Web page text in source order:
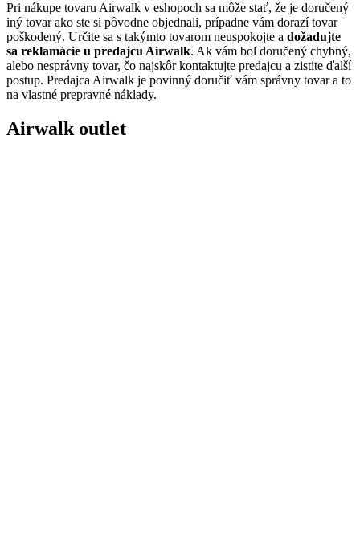
Pri nákupe tovaru Airwalk v eshopoch sa môže stať, že je doručený
iný tovar ako ste si pôvodne objednali, prípadne vám dorazí tovar
poškodený. Určite sa s takýmto tovarom neuspokojte a dožadujte
sa reklamácie u predajcu Airwalk. Ak vám bol doručený chybný,
alebo nesprávny tovar, čo najskôr kontaktujte predajcu a zistite ďalší
postup. Predajca Airwalk je povinný doručiť vám správny tovar a to
na vlastné prepravné náklady.
Airwalk outlet